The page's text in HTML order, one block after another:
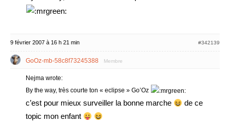
9 février 2007 à 16 h 21 min #342139
GoOz-mb-58c8f73245388 Membre
Nejma wrote:
By the way, très courte ton « eclipse » Go’Oz
c’est pour mieux surveiller la bonne marche
de ce
topic mon enfant